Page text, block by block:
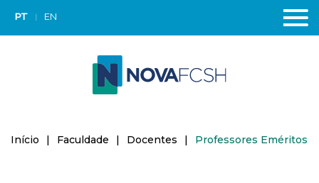
PT EN
Início | Faculdade | Docentes | Professores Eméritos